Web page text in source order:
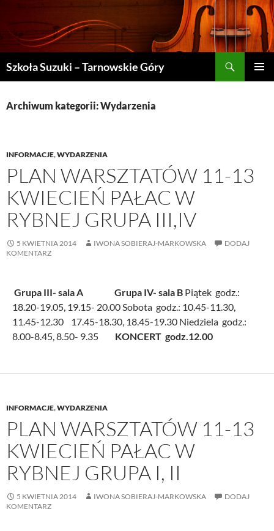
Szkoła Suzuki – Tarnowskie Góry
TREŚCI
Archiwum kategorii: Wydarzenia
INFORMACJE,WYDARZENIA
PLAN WARSZTATÓW 11-13
KWIECIEŃ PAŁAC W
RYBNEJ GRUPA III,IV
5 KWIETNIA 2014 IWONA SOBIERAJ-MARKOWSKA
DODAJ
KOMENTARZ
Grupa III- sala A Grupa IV- sala B Piątek godz.:
18.20-19.05, 19.15- 20.00 Sobota godz.: 10.45-11.30,
11.45-12.30 17.45-18.30, 18.45-19.30 Niedziela godz.:
8.00-8.45, 8.50- 9.35 KONCERT godz.12.00
INFORMACJE,WYDARZENIA
PLAN WARSZTATÓW 11-13
KWIECIEŃ PAŁAC W
RYBNEJ GRUPA I, II
5 KWIETNIA 2014 IWONA SOBIERAJ-MARKOWSKA
DODAJ
KOMENTARZ